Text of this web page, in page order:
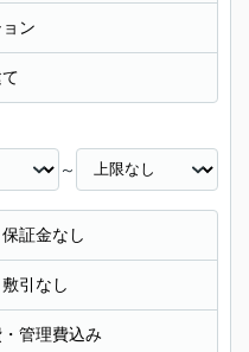
ン
～
証金なし
引なし
管理費込み